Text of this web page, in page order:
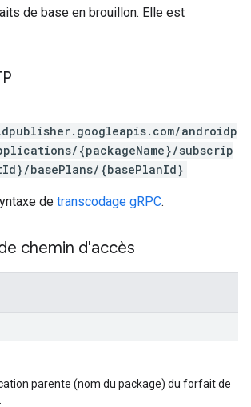
de base en brouillon. Elle est
androidp
{packageName}/subscrip
basePlans/{basePlanId}
de transcodage gRPC.
chemin d'accès
parente (nom du package) du forfait de